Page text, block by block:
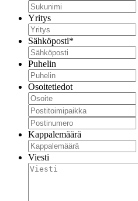
Yritys
Sähköposti*
Puhelin
Osoitetiedot
Kappalemäärä
Viesti